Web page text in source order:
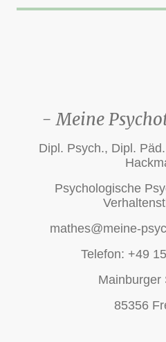
- Meine
Dipl. Psych., Dipl.
Psychologische
mathes@meine-
Telefon: +49
Mainburger
85356